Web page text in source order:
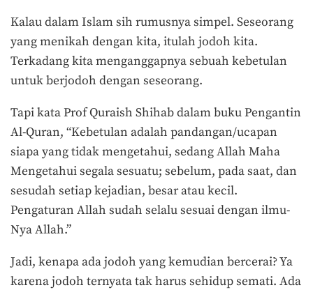
Kalau dalam Islam sih rumusnya simpel. Seseorang
yang menikah dengan kita, itulah jodoh kita.
Terkadang kita menganggapnya sebuah kebetulan
untuk berjodoh dengan seseorang.
Tapi kata Prof Quraish Shihab dalam buku Pengantin
Al-Quran, “Kebetulan adalah pandangan/ucapan
siapa yang tidak mengetahui, sedang Allah Maha
Mengetahui segala sesuatu; sebelum, pada saat, dan
sesudah setiap kejadian, besar atau kecil.
Pengaturan Allah sudah selalu sesuai dengan ilmu-
Nya Allah.”
Jadi, kenapa ada jodoh yang kemudian bercerai? Ya
karena jodoh ternyata tak harus sehidup semati. Ada